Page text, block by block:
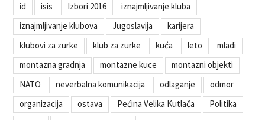
id
isis Izbori 2016
iznajmljivanje kluba
iznajmljivanje klubova
Jugoslavija
karijera
klubovi za zurke
klub za zurke kuća leto
mladi
montazna gradnja
montazne kuce
montazni objekti
NATO
neverbalna komunikacija odlaganje
odmor
organizacija
ostava Pećina Velika Kutlača
Politika